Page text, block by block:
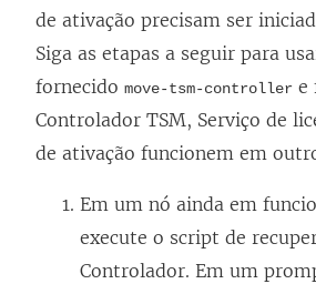
de ativação precisam ser
Siga as etapas a seguir para
fornecido move-tsm-controller e
Controlador TSM, Serviço de
de ativação funcionem em
Em um nó ainda em
execute o script de
Controlador. Em um